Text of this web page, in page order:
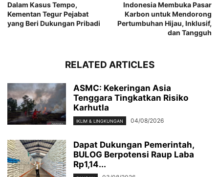
Dalam Kasus Tempo,
Kementan Tegur Pejabat
yang Beri Dukungan Pribadi
Indonesia Membuka Pasar
Karbon untuk Mendorong
Pertumbuhan Hijau, Inklusif,
dan Tangguh
RELATED ARTICLES
ASMC: Kekeringan Asia
Tenggara Tingkatkan Risiko
Karhutla
IKLIM & LINGKUNGAN 04/08/2026
Dapat Dukungan Pemerintah,
BULOG Berpotensi Raup Laba
Rp1,14...